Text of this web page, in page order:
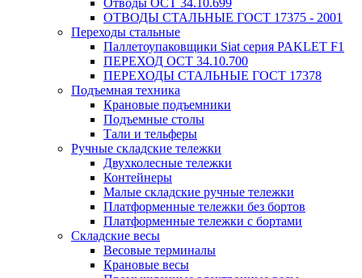
Отводы ОСТ 34.10.699
ОТВОДЫ СТАЛЬНЫЕ ГОСТ 17375 - 2001
Переходы стальные
Паллетоупаковщики Siat серия PAKLET F1
ПЕРЕХОД ОСТ 34.10.700
ПЕРЕХОДЫ СТАЛЬНЫЕ ГОСТ 17378
Подъемная техника
Крановые подъемники
Подъемные столы
Тали и тельферы
Ручные складские тележки
Двухколесные тележки
Контейнеры
Малые складские ручные тележки
Платформенные тележки без бортов
Платформенные тележки с бортами
Складские весы
Весовые терминалы
Крановые весы